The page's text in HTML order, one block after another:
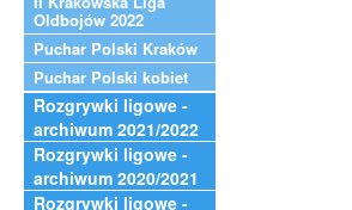
Oldbojów 2022
Puchar Polski Kraków
Puchar Polski kobiet
Rozgrywki ligowe -
archiwum 2021/2022
Rozgrywki ligowe -
archiwum 2020/2021
Rozgrywki ligowe -